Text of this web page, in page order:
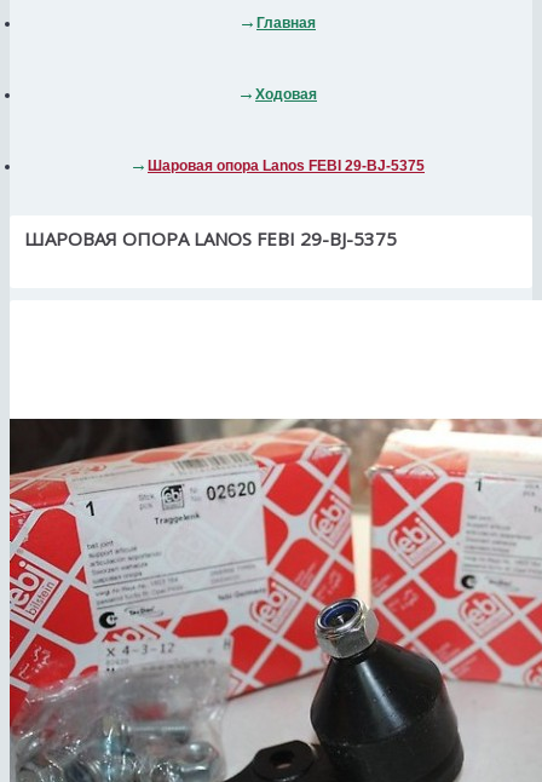
Главная
Ходовая
Шаровая опора Lanos FEBI 29-BJ-5375
ШАРОВАЯ ОПОРА LANOS FEBI 29-BJ-5375